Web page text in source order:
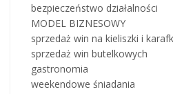
bezpieczeństwo działalności
MODEL BIZNESOWY
sprzedaż win na kieliszki i
sprzedaż win butelkowych
gastronomia
weekendowe śniadania